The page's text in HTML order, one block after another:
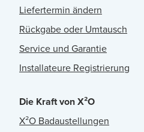
Liefertermin ändern
Rückgabe oder Umtausch
Service und Garantie
Installateure Registrierung
Die Kraft von X²O
X²O Badaustellungen